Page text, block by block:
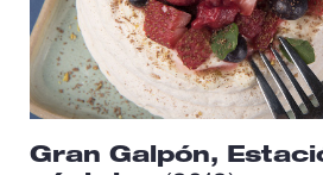
Gran Galpón,